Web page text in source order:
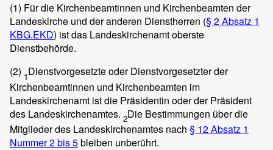
(1) Für die Kirchenbeamtinnen und Kirchenbeamten der
Landeskirche und der anderen Dienstherren (§ 2 Absatz 1
KBG.EKD) ist das Landeskirchenamt oberste
Dienstbehörde.
(2) 1Dienstvorgesetzte oder Dienstvorgesetzter der
Kirchenbeamtinnen und Kirchenbeamten im
Landeskirchenamt ist die Präsidentin oder der Präsident
des Landeskirchenamtes. 2Die Bestimmungen über die
Mitglieder des Landeskirchenamtes nach § 12 Absatz 1
Nummer 2 bis 5bleiben unberührt.